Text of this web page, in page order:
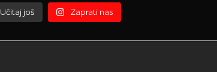
Učitaj još Zaprati nas